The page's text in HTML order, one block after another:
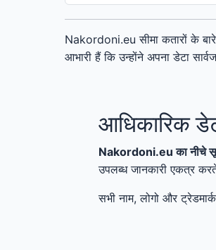
Nakordoni.eu सीमा कतारों के
आभारी हैं कि उन्होंने अपना डेटा
आधिकारिक
Nakordoni.eu का नीचे
उपलब्ध जानकारी एकत्र
सभी नाम, लोगो और